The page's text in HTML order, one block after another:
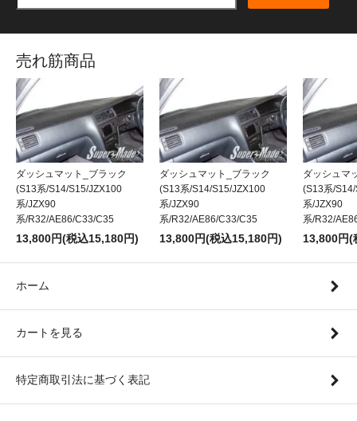
売れ筋商品
ダッシュマット_ブラック
(S13系/S14/S15/JZX100
系/JZX90
系/R32/AE86/C33/C35
13,800円(税込15,180円)
ダッシュマット_ブラック
(S13系/S14/S15/JZX100
系/JZX90
系/R32/AE86/C33/C35
13,800円(税込15,180円)
ダッシュマ
(S13系/
系/JZX90
系/R32/
13,800円(
ホーム
カートを見る
特定商取引法に基づく表記